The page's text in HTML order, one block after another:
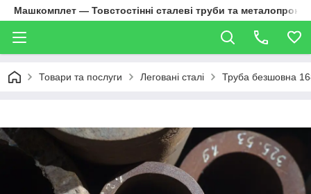
Машкомплет — Товстостінні сталеві труби та металопрокат
Товари та послуги Леговані сталі Труба безшовна